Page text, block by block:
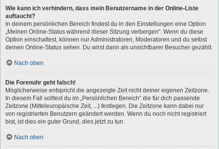
Wie kann ich verhindern, dass mein Benutzername in der Online-Liste
auftaucht?
In deinem persönlichen Bereich findest du in den Einstellungen eine Option
„Meinen Online-Status während dieser Sitzung verbergen“. Wenn du diese
Option einschaltest, können nur Administratoren, Moderatoren und du selbst
deinen Online-Status sehen. Du wirst dann als unsichtbarer Besucher gezählt.
Nach oben
Die Forenuhr geht falsch!
Möglicherweise entspricht die angezeigte Zeit nicht deiner eigenen Zeitzone.
In diesem Fall solltest du im „Persönlichen Bereich“ die für dich passende
Zeitzone (Mitteleuropäische Zeit, ...) festlegen. Die Zeitzone kann dabei nur
von registrierten Benutzern geändert werden. Wenn du noch nicht registriert
bist, ist dies ein guter Grund, dies jetzt zu tun.
Nach oben